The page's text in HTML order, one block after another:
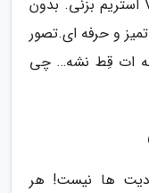
آپلود کنی یا حتی مستقیم از روی VPS استریم بزنی. بدون
و حرفه ای.تصور
ات قِط نشه… چی
ها نیست! هر